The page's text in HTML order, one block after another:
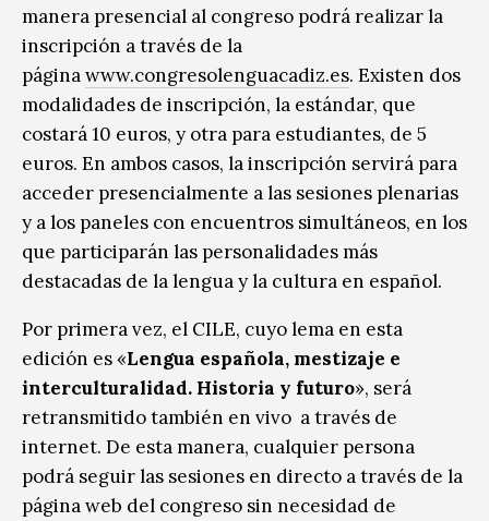
manera presencial al congreso podrá realizar la
inscripción a través de la
páginawww.congresolenguacadiz.es. Existen dos
modalidades de inscripción, la estándar, que
costará 10 euros, y otra para estudiantes, de 5
euros. En ambos casos, la inscripción servirá para
acceder presencialmente a las sesiones plenarias
y a los paneles con encuentros simultáneos, en los
que participarán las personalidades más
destacadas de la lengua y la cultura en español.
Por primera vez, el CILE, cuyo lema en esta
edición es «Lengua española, mestizaje e
interculturalidad. Historia y futuro», será
retransmitido también en vivo a través de
internet. De esta manera, cualquier persona
podrá seguir las sesiones en directo a través de la
página web del congreso sin necesidad de